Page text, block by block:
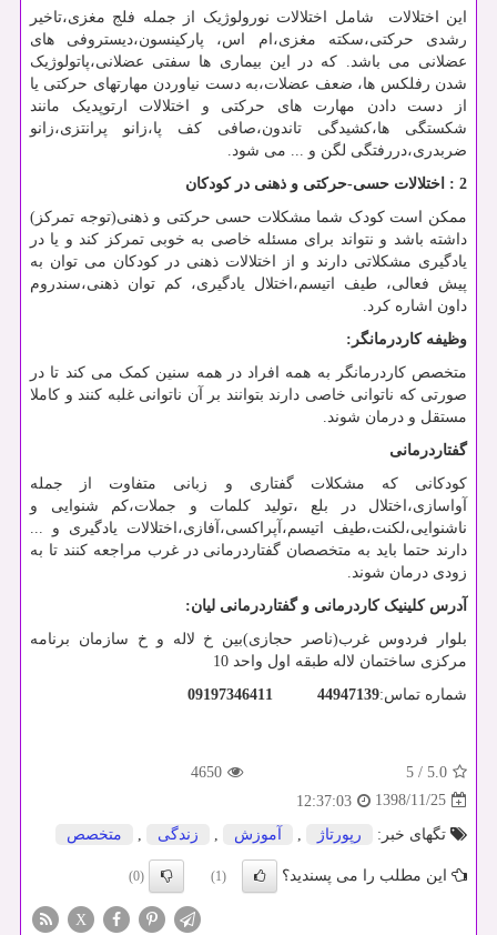
این اختلالات شامل اختلالات نورولوژیک از جمله فلج مغزی،تاخیر
رشدی حرکتی،سکته مغزی،ام اس، پارکینسون،دیستروفی های
عضلانی می باشد. که در این بیماری ها سفتی عضلانی،پاتولوژیک
شدن رفلکس ها، ضعف عضلات،به دست نیاوردن مهارتهای حرکتی یا
از دست دادن مهارت های حرکتی و اختلالات ارتوپدیک مانند
شکستگی ها،کشیدگی تاندون،صافی کف پا،زانو پرانتزی،زانو
ضربدری،دررفتگی لگن و ... می شود.
2 : اختلالات حسی-حرکتی و ذهنی در کودکان
ممکن است کودک شما مشکلات حسی حرکتی و ذهنی(توجه تمرکز)
داشته باشد و نتواند برای مسئله خاصی به خوبی تمرکز کند و یا در
یادگیری مشکلاتی دارند و از اختلالات ذهنی در کودکان می توان به
پیش‌ فعالی، طیف اتیسم،اختلال یادگیری، کم توان ذهنی،سندروم
داون اشاره کرد.
وظیفه کاردرمانگر:
متخصص کاردرمانگر به همه افراد در همه سنین کمک می کند تا در
صورتی که ناتوانی خاصی دارند بتوانند بر آن ناتوانی غلبه کنند و کاملا
مستقل و درمان شوند.
گفتاردرمانی
کودکانی که مشکلات گفتاری و زبانی متفاوت از جمله
آواسازی،اختلال در بلع ،تولید کلمات و جملات،کم شنوایی و
ناشنوایی،لکنت،طیف اتیسم،آپراکسی،آفازی،اختلالات یادگیری و ...
دارند حتما باید به متخصصان گفتاردرمانی در غرب مراجعه کنند تا به
زودی درمان شوند.
آدرس کلینیک کاردرمانی و گفتاردرمانی لیان:
بلوار فردوس غرب(ناصر حجازی)بین خ لاله و خ سازمان برنامه
مرکزی ساختمان لاله طبقه اول واحد 10
شماره تماس:44947139
09197346411
5.0
/
5
4650
1398/11/25
12:37:03
تگهای خبر:
رپورتاژ آموزش زندگی متخصص
این مطلب را می پسندید؟ (1)
(0)
X